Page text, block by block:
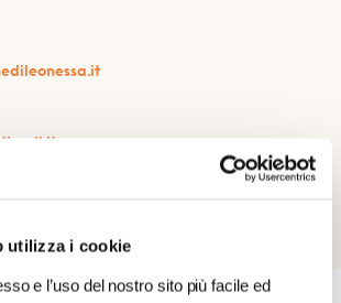
utilizza i cookie
e l’uso del nostro sito più facile ed